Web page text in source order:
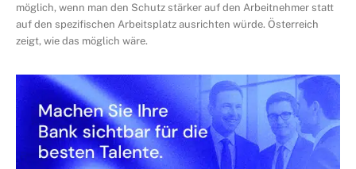
möglich, wenn man den Schutz stärker auf den Arbeitnehmer statt
auf den spezifischen Arbeitsplatz ausrichten würde. Österreich
zeigt, wie das möglich wäre.